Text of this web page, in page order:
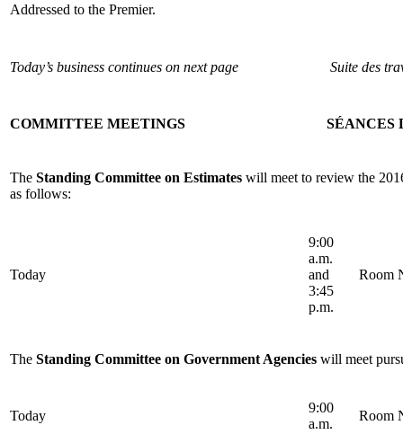
Addressed to the Premier.
Today’s business continues on next page Suite des
COMMITTEE MEETINGS SÉANCES
The Standing Committee on Estimates will meet to review the
as follows:
Today
9:00
a.m.
and
3:45
p.m.
Room
The Standing Committee on Government Agencies will meet
Today
9:00
a.m.
Room